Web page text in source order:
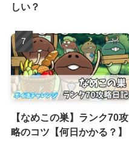
しい？
【なめこの巣】ランク70攻
略のコツ【何日かかる？】